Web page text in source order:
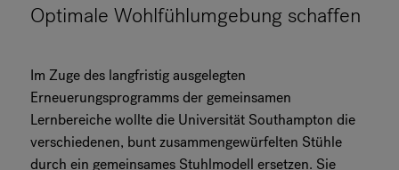
Optimale Wohlfühlumgebung schaffen
Im Zuge des langfristig ausgelegten
Erneuerungsprogramms der gemeinsamen
Lernbereiche wollte die Universität Southampton die
verschiedenen, bunt zusammengewürfelten Stühle
durch ein gemeinsames Stuhlmodell ersetzen. Sie